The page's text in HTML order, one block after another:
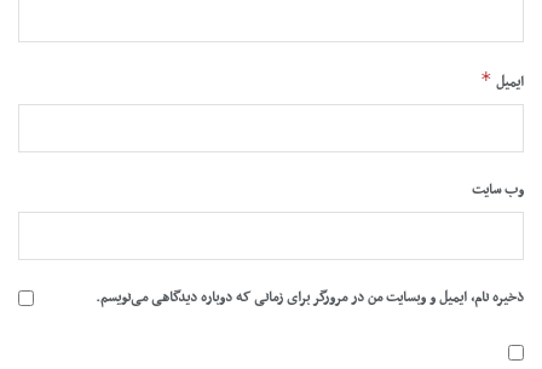
ایمیل *
وب‌ سایت
ذخیره نام، ایمیل و وبسایت من در مرورگر برای زمانی که دوباره دیدگاهی می‌نویسم.